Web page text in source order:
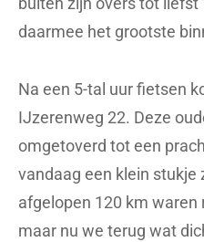
daarmee het grootste
Na een 5-tal uur fietsen
IJzerenweg 22. Deze
omgetoverd tot een
vandaag een klein stukje
afgelopen 120 km
maar nu we terug wat